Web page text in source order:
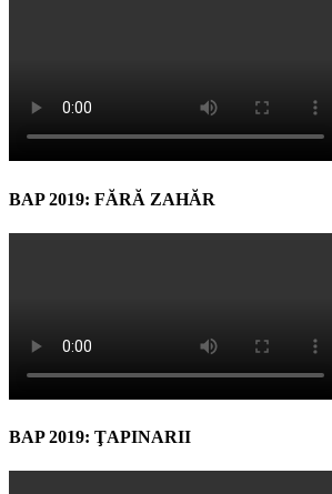
BAP 2019: FĂRĂ ZAHĂR
BAP 2019: ŢAPINARII